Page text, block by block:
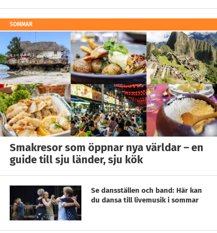
SOMMAR
Smakresor som öppnar nya världar – en
guide till sju länder, sju kök
Se dansställen och band: Här kan
du dansa till livemusik i sommar